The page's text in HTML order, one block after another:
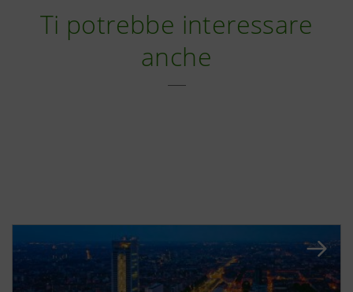
Ti potrebbe interessare
anche